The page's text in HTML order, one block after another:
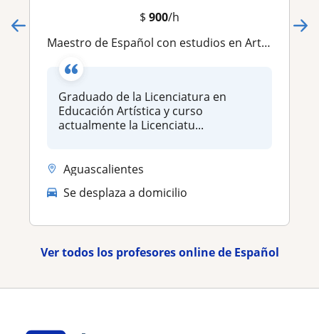
$ 900/h
Maestro de Español con estudios en Arte y Psicología
Graduado de la Licenciatura en
Educación Artística y curso
actualmente la Licenciatu...
Aguascalientes
Se desplaza a domicilio
Ver todos los profesores online de Español